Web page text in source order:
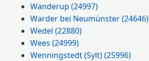
Wanderup(24997)
Warder bei Neumünster(24646)
Wedel(22880)
Wees(24999)
Wenningstedt (Sylt)(25996)